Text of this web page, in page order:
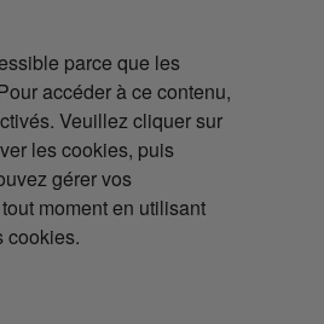
parce que les
accéder à ce contenu,
Veuillez cliquer sur
les cookies, puis
gérer vos
moment en utilisant
cookies.